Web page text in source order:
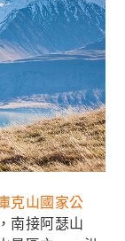
克山國家公
南接阿瑟山